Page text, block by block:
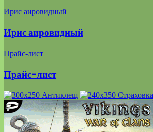
Ирис аировидный
Ирис аировидный
Прайс-лист
Прайс-лист